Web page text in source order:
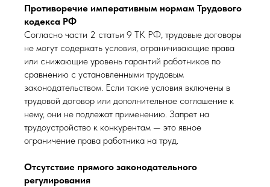
Противоречие императивным нормам Трудового
кодекса РФ
Согласно части 2 статьи 9 ТК РФ, трудовые договоры
не могут содержать условия, ограничивающие права
или снижающие уровень гарантий работников по
сравнению с установленными трудовым
законодательством. Если такие условия включены в
трудовой договор или дополнительное соглашение к
нему, они не подлежат применению. Запрет на
трудоустройство к конкурентам — это явное
ограничение права работника на труд.
Отсутствие прямого законодательного
регулирования